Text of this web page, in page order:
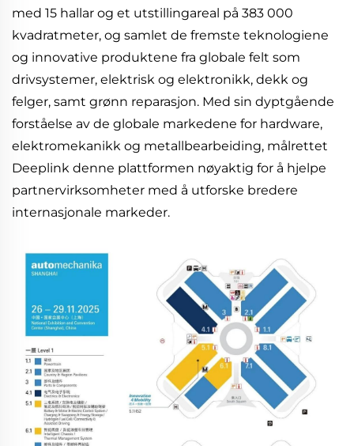
med 15 hallar og et utstillingareal på 383 000
kvadratmeter, og samlet de fremste teknologiene
og innovative produktene fra globale felt som
drivsystemer, elektrisk og elektronikk, dekk og
felger, samt grønn reparasjon. Med sin dyptgående
forståelse av de globale markedene for hardware,
elektromekanikk og metallbearbeiding, målrettet
Deeplink denne plattformen nøyaktig for å hjelpe
partnervirksomheter med å utforske bredere
internasjonale markeder.